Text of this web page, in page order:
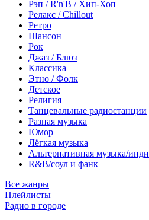
Рэп / R'n'B / Хип-Хоп
Релакс / Chillout
Ретро
Шансон
Рок
Джаз / Блюз
Классика
Этно / Фолк
Детское
Религия
Танцевальные радиостанции
Разная музыка
Юмор
Лёгкая музыка
Альтернативная музыка/инди
R&B/cоул и фанк
Все жанры
Плейлисты
Радио в городе